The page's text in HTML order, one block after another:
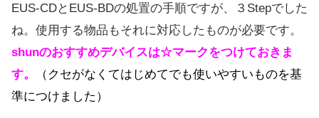
EUS-CDとEUS-BDの処置の手順ですが、３Stepでした
ね。使用する物品もそれに対応したものが必要です。
shunのおすすめデバイスは☆マークをつけておきま
す。
（クセがなくてはじめてでも使いやすいものを基
準につけました）